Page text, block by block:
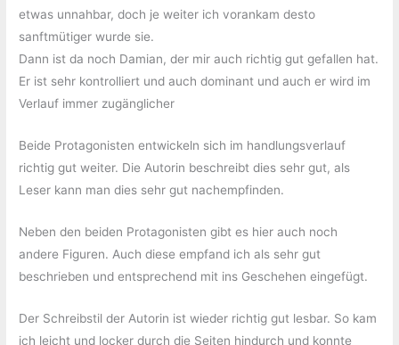
etwas unnahbar, doch je weiter ich vorankam desto
sanftmütiger wurde sie.
Dann ist da noch Damian, der mir auch richtig gut gefallen hat.
Er ist sehr kontrolliert und auch dominant und auch er wird im
Verlauf immer zugänglicher
Beide Protagonisten entwickeln sich im handlungsverlauf
richtig gut weiter. Die Autorin beschreibt dies sehr gut, als
Leser kann man dies sehr gut nachempfinden.
Neben den beiden Protagonisten gibt es hier auch noch
andere Figuren. Auch diese empfand ich als sehr gut
beschrieben und entsprechend mit ins Geschehen eingefügt.
Der Schreibstil der Autorin ist wieder richtig gut lesbar. So kam
ich leicht und locker durch die Seiten hindurch und konnte